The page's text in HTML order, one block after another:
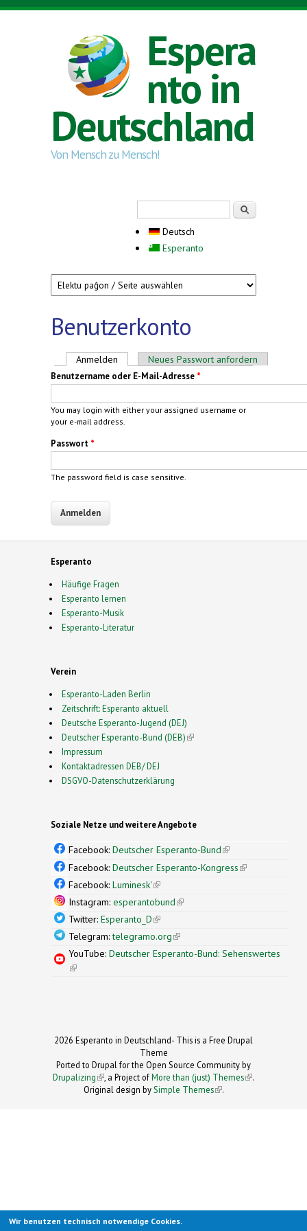
Direkt zum Inhalt
Espera
nto in
Deutschland
Von Mensch zu Mensch!
Deutsch
Esperanto
Benutzerkonto
Haupt-Reiter
Anmelden (aktiver Reiter)
Neues Passwort anfordern
Benutzername oder E-Mail-Adresse *
You may login with either your assigned username or
your e-mail address.
Passwort *
The password field is case sensitive.
Esperanto
Häufige Fragen
Esperanto lernen
Esperanto-Musik
Esperanto-Literatur
Verein
Esperanto-Laden Berlin
Zeitschrift: Esperanto aktuell
Deutsche Esperanto-Jugend (DEJ)
Deutscher Esperanto-Bund (DEB)(link is external)
Impressum
Kontaktadressen DEB/ DEJ
DSGVO-Datenschutzerklärung
Soziale Netze und weitere Angebote
Facebook: Deutscher Esperanto-Bund(link is
external)
Facebook: Deutscher Esperanto-Kongress(link is
Facebook: Luminesk'(link is external)
Instagram: esperantobund(link is external)
Twitter: Esperanto_D(link is external)
Telegram:telegramo.org(link is external)
YouTube: Deutscher Esperanto-Bund: Sehenswertes
(link is external)
2026 Esperanto in Deutschland- This is a Free Drupal
Theme
Ported to Drupal for the Open Source Community by
Drupalizing(link is external)
, a Project ofMore than (just) Themes (link is
.
Original design by Simple Themes
(link is
.
Wir benutzen technisch notwendige Cookies.